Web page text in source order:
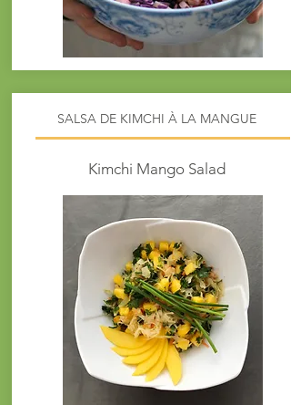
SALSA DE KIMCHI À LA MANGUE
Kimchi Mango Salad